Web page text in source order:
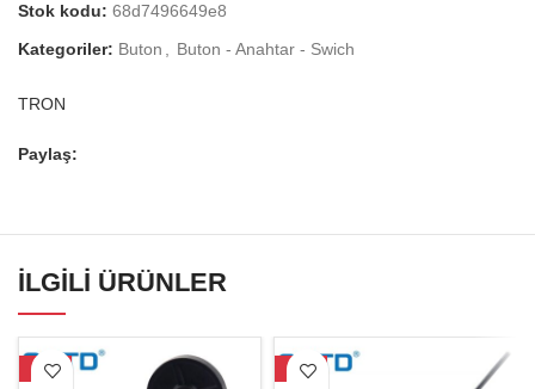
Stok kodu: 68d7496649e8
Kategoriler: Buton Buton - Anahtar - Swich
TRON
Paylaş:
İLGILI ÜRÜNLER
-21% -19%